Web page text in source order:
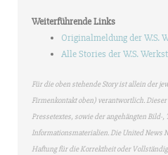
Weiterführende Links
Originalmeldung der W.S.
Alle Stories der W.S.
Für die oben stehende Story ist allein der
Firmenkontakt oben) verantwortlich.
Pressetextes, sowie der angehängten Bild-
Informationsmaterialien. Die United News
Haftung für die Korrektheit oder